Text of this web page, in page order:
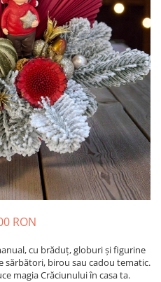
RON
cu brăduț, globuri și figurine
sărbători, birou sau cadou tematic.
magia Crăciunului în casa ta.